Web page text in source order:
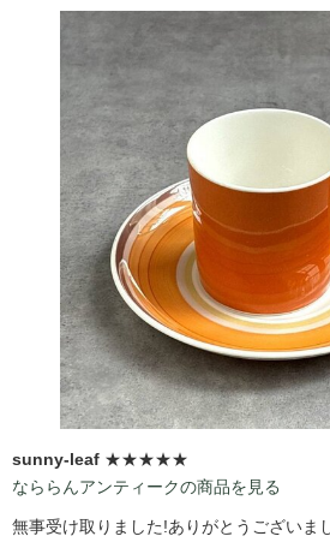
sunny-leaf ★★★★★
なららんアンティークの商品を見る
無事受け取りました!ありがとうございま